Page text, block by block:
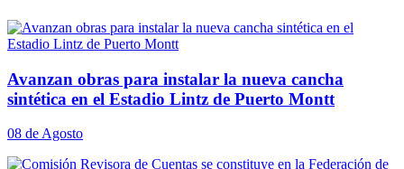
Avanzan obras para instalar la nueva cancha
sintética en el Estadio Lintz de Puerto Montt
08 de Agosto